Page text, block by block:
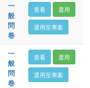
一
般
問
卷
查看 選用
選用至專案
一
般
問
卷
查看 選用
選用至專案